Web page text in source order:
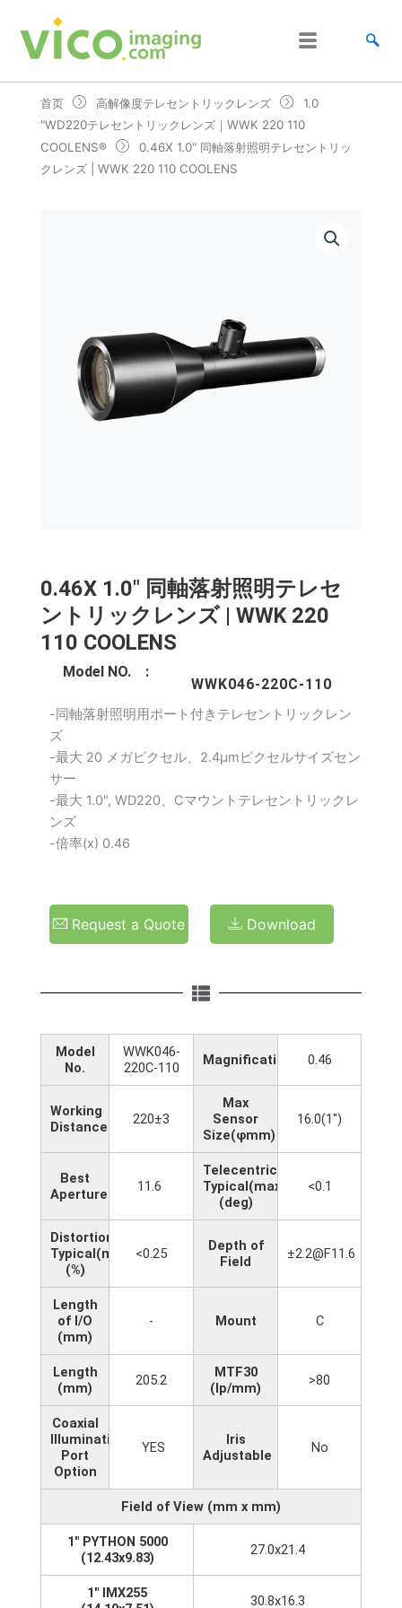
首页 高解像度テレセントリックレンズ
1.0
"WD220テレセントリックレンズ｜WWK 220 110
COOLENS®
0.46X 1.0" 同軸落射照明テレセントリッ
クレンズ | WWK 220 110 COOLENS
0.46X 1.0" 同軸落射照明テレセ
ントリックレンズ | WWK 220
110 COOLENS
Model NO. :
WWK046-220C-110
-同軸落射照明用ポート付きテレセントリックレン
ズ
-最大 20 メガピクセル、2.4μmピクセルサイズセン
サー
-最大 1.0", WD220、Cマウントテレセントリックレ
ンズ
-倍率(x) 0.46
Request a Quote Download
Model
No.
WWK046-
220C-110
Magnification(x)0.46
Working
Distance(mm)220±3
Max
Sensor
Size(φmm)
16.0(1")
Best
Aperture(F/#) 11.6
Telecentricity
Typical(max)
(deg)
<0.1
Distortion
Typical(max)
(%)
<0.25
Depth of
Field
±2.2@F11.6
Length
of I/O
(mm)
- Mount C
Length
(mm)
205.2
MTF30
(lp/mm)
>80
Coaxial
Illumination
Port
Option
YES
Iris
Adjustable
No
Field of View (mm x mm)
1" PYTHON 5000
(12.43x9.83)
27.0x21.4
1" IMX255
30.8x16.3